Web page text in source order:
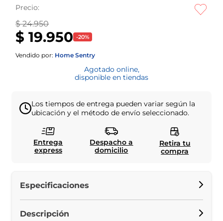
Precio:
$ 24.950
$ 19.950 -20%
Vendido por: Home Sentry
Agotado online,
disponible en tiendas
Los tiempos de entrega pueden variar según la
ubicación y el método de envío seleccionado.
Entrega
express
Despacho a
domicilio
Retira tu
compra
Especificaciones
Descripción